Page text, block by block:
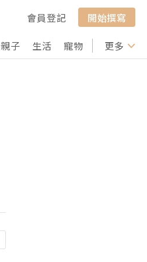
會員登記
開始撰寫
親子 生活 寵物 行山 打卡
更多